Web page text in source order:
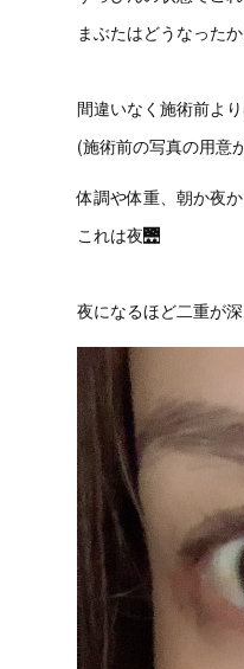
まぶたはどうなった
間違いなく施術前よ
(施術前の写真の用意
体調や体重、朝か夜
これは夜🌉
夜になるほど二重が